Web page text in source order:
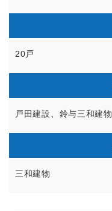
20戸
戸田建設、鈴与三和建物
三和建物